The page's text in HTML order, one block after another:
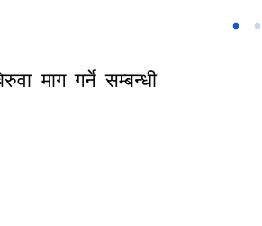
माग गर्ने सम्बन्धी